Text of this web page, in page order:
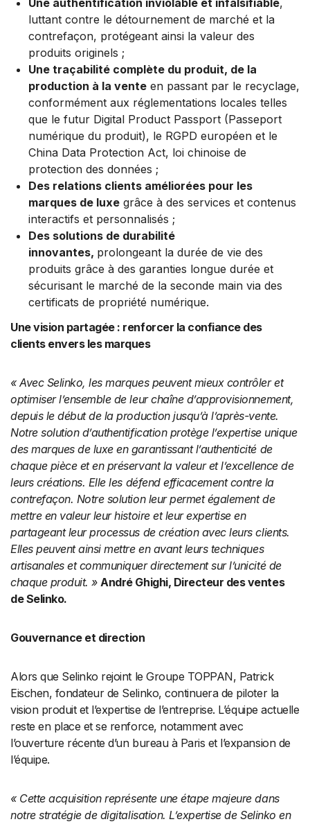
luttant contre le détournement de marché et la
contrefaçon, protégeant ainsi la valeur des
produits originels ;
Une traçabilité complète du produit, de la
production à la venteen passant par le recyclage,
conformément aux réglementations locales telles
que le futur Digital Product Passport (Passeport
numérique du produit), le RGPD européen et le
China Data Protection Act, loi chinoise de
protection des données ;
Des relations clients améliorées pour les
marques de luxegrâce à des services et contenus
interactifs et personnalisés ;
Des solutions de durabilité
innovantes, prolongeant la durée de vie des
produits grâce à des garanties longue durée et
sécurisant le marché de la seconde main via des
certificats de propriété numérique.
Une vision partagée : renforcer la confiance des
clients envers les marques
« Avec Selinko, les marques peuvent mieux contrôler et
optimiser l’ensemble de leur chaîne d’approvisionnement,
depuis le début de la production jusqu’à l’après-vente.
Notre solution d’authentification protège l’expertise unique
des marques de luxe en garantissant l’authenticité de
chaque pièce et en préservant la valeur et l’excellence de
leurs créations. Elle les défend efficacement contre la
contrefaçon. Notre solution leur permet également de
mettre en valeur leur histoire et leur expertise en
partageant leur processus de création avec leurs clients.
Elles peuvent ainsi mettre en avant leurs techniques
artisanales et communiquer directement sur l’unicité de
chaque produit. » André Ghighi, Directeur des ventes
de Selinko.
Gouvernance et direction
Alors que Selinko rejoint le Groupe TOPPAN, Patrick
Eischen, fondateur de Selinko, continuera de piloter la
vision produit et l’expertise de l’entreprise. L’équipe actuelle
reste en place et se renforce, notamment avec
l’ouverture récente d’un bureau à Paris et l’expansion de
l’équipe.
« Cette acquisition représente une étape majeure dans
notre stratégie de digitalisation. L’expertise de Selinko en